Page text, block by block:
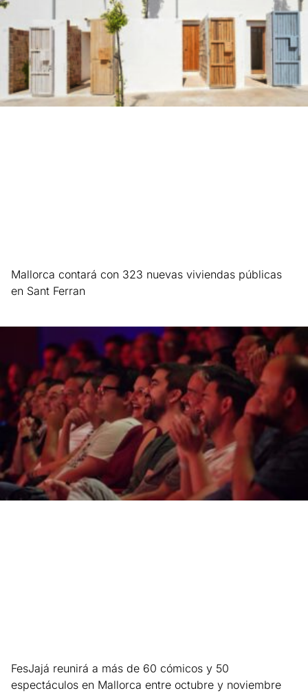
Mallorca contará con 323 nuevas viviendas públicas
en Sant Ferran
FesJajá reunirá a más de 60 cómicos y 50
espectáculos en Mallorca entre octubre y noviembre